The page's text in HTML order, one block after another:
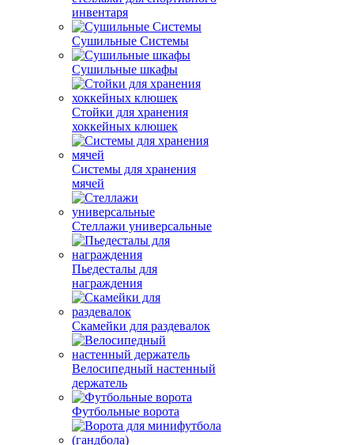
инвентаря
Сушильные Системы
Сушильные шкафы
Стойки для хранения
хоккейных клюшек
Системы для хранения
мячей
Стеллажи универсальные
Пьедесталы для
награждения
Скамейки для раздевалок
Велосипедный настенный
держатель
Футбольные ворота